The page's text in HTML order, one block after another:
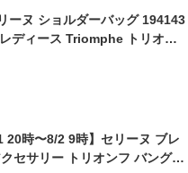
ーヌ ショルダーバッグ 194143
ディース Triomphe トリオン
20時〜8/2 9時】セリーヌ ブレ
セサリー トリオンフ バングル